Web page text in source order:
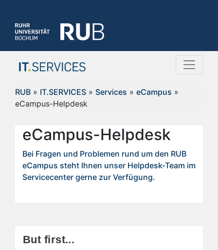
RUB » IT.SERVICES » Services » eCampus »
eCampus-Helpdesk
eCampus-Helpdesk
Bei Fragen und Problemen rund um den RUB
eCampus steht Ihnen unser Helpdesk-Team im
Servicecenter gerne zur Verfügung.
But first...